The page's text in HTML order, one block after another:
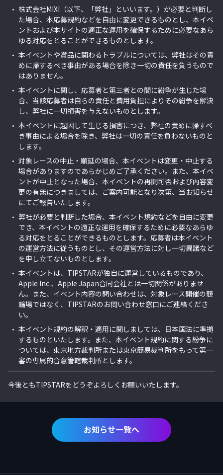
株式会社MIXI（以下、「弊社」といいます。）が必要と判断し
た場合、本応募規約などを自由に変更できるものとし、本イベ
ント および本サイトの適正な運用を確保するために必要なあら
ゆる対応をとることができるものとします。
本イベントや賞品に関わるトラブルについては、弊社はその責
めに帰するべき事由がある場合を除き一切の責任を負うもので
はありません。
本イベント に関し、応募者と第三者との間に紛争が生じた場
合、当該応募者は自らの責任と費用負担によりその紛争を解決
し、弊社に一切損害を与えないものとします。
本イベント に起因して生じる損害につき、弊社の責めに帰すべ
き事由による場合を除き、弊社は一切の責任を負わないものと
します。
対象レースの中止・順延の場合、本イベント は変更・中止する
場合がありますのであらかじめご了承ください。また、本イベ
ントが中止となった場合、本イベントの再開可否および内容変
更の有無につきましては、ご案内可能となり次第、当お知らせ
にてご報告いたします。
弊社が必要と判断した場合、本イベント規約などを自由に変更
でき、本イベントの適正な運用を確保するために必要なあらゆ
る対応をとることができるものとします。応募者は本イベント
の運営方法に従うものとし、その運営方法に対し一切異議など
を申し立てないものとします。
本イベント は、TIPSTARが独自に運営しているものであり、
Apple Inc.、 Apple Japan合同会社とは一切関係がありませ
ん。また、イベント内容の問い合わせは、対象レース開催の競
輪場ではなく、TIPSTARのお問い合わせ窓口にご連絡くださ
い。
本イベント規約の解釈・適用に関しましては、日本国法に準拠
するものといたします。また、本イベント規約に関する紛争に
ついては、東京地方裁判所または東京簡易裁判所をもって第一
審の専属的合意管轄裁判所とします。
今後ともTIPSTARをどうぞよろしくお願いいたします。
お知らせ一覧へ